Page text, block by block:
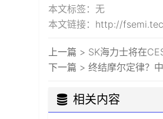
本文标签：无
本文链接： http://
上一篇 > SK海力士将在
下一篇 > 终结摩尔定律？
相关内容